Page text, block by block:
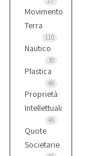
Movimento
Terra
110
Nautico
30
Plastica
46
Proprietà
Intellettuali
46
Quote
Societarie